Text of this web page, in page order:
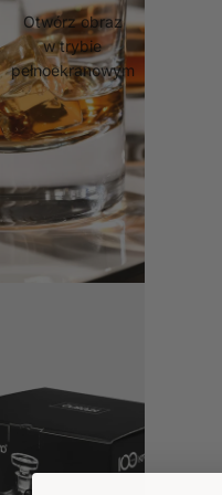
Otwórz obraz
w trybie
pełnoekranowym